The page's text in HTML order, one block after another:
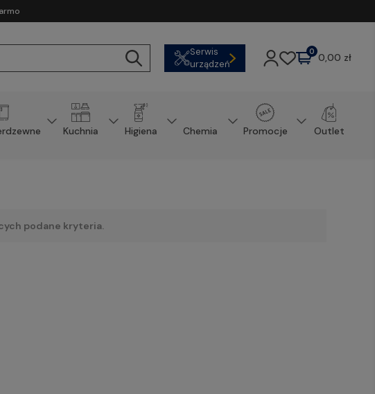
Serwis
urządzeń
0,00 zł
0
Kuchnia Higiena Chemia Promocje Outlet
podane kryteria.